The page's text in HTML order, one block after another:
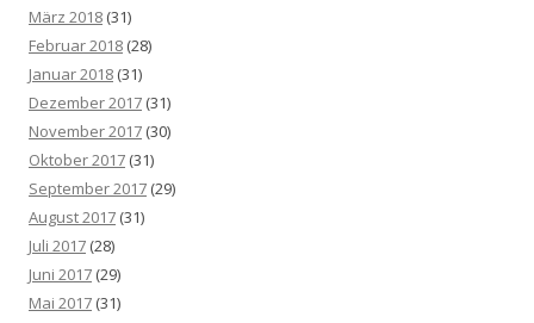
März 2018 (31)
Februar 2018 (28)
Januar 2018 (31)
Dezember 2017 (31)
November 2017 (30)
Oktober 2017 (31)
September 2017 (29)
August 2017 (31)
Juli 2017 (28)
Juni 2017 (29)
Mai 2017 (31)